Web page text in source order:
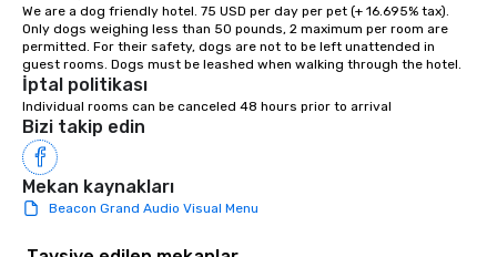
We are a dog friendly hotel. 75 USD per day per pet (+ 16.695% tax).
Only dogs weighing less than 50 pounds, 2 maximum per room are
permitted. For their safety, dogs are not to be left unattended in
İptal politikası
Individual rooms can be canceled 48 hours prior to arrival
Bizi takip edin
Mekan kaynakları
Beacon Grand Audio Visual Menu